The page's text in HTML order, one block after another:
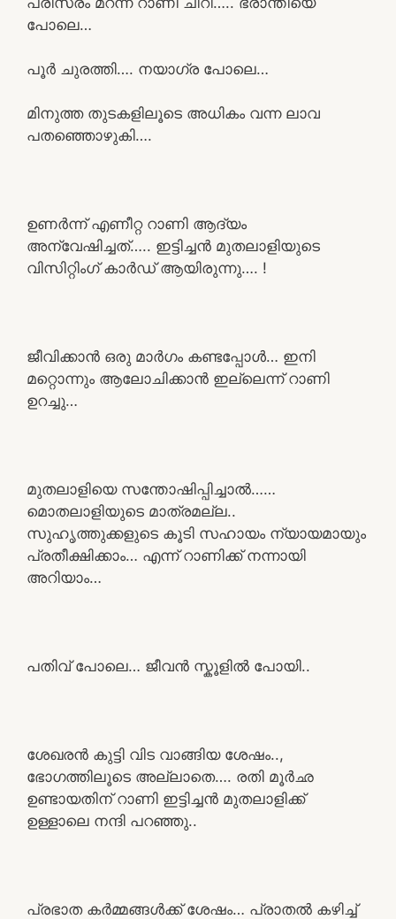
പോലെ…
പൂർ ചുരത്തി…. നയാഗ്ര പോലെ…
മിനുത്ത തുടകളിലൂടെ അധികം വന്ന ലാവ
പതഞ്ഞൊഴുകി….
ഉണർന്ന് എണീറ്റ റാണി ആദ്യം
അന്വേഷിച്ചത്….. ഇട്ടിച്ചൻ മുതലാളിയുടെ
വിസിറ്റിംഗ് കാർഡ് ആയിരുന്നു…. !
ജീവിക്കാൻ ഒരു മാർഗം കണ്ടപ്പോൾ… ഇനി
മറ്റൊന്നും ആലോചിക്കാൻ ഇല്ലെന്ന് റാണി
ഉറച്ചു…
മുതലാളിയെ സന്തോഷിപ്പിച്ചാൽ……
മൊതലാളിയുടെ മാത്രമല്ല..
സുഹൃത്തുക്കളുടെ കൂടി സഹായം ന്യായമായും
പ്രതീക്ഷിക്കാം… എന്ന് റാണിക്ക് നന്നായി
അറിയാം…
പതിവ് പോലെ… ജീവൻ സ്കൂളിൽ പോയി..
ശേഖരൻ കുട്ടി വിട വാങ്ങിയ ശേഷം..,
ഭോഗത്തിലൂടെ അല്ലാതെ…. രതി മൂർഛ
ഉണ്ടായതിന് റാണി ഇട്ടിച്ചൻ മുതലാളിക്ക്
ഉള്ളാലെ നന്ദി പറഞ്ഞു..
പ്രഭാത കർമ്മങ്ങൾക്ക് ശേഷം… പ്രാതൽ കഴിച്ച്